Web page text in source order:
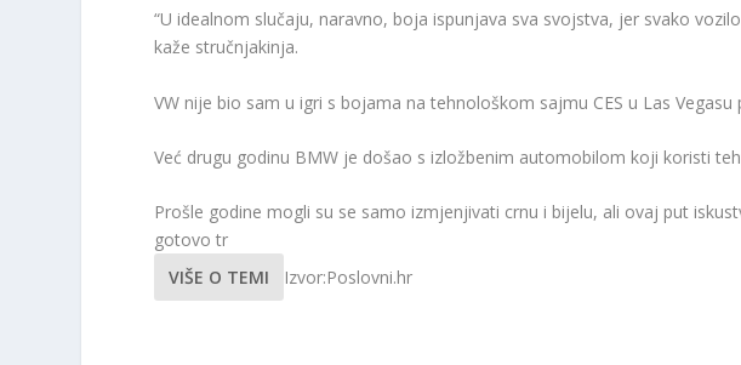
“U idealnom slučaju, naravno, boja ispunjava sva svojstva, jer svako
kaže stručnjakinja.
VW nije bio sam u igri s bojama na tehnološkom sajmu CES u Las
Već drugu godinu BMW je došao s izložbenim automobilom koji koristi
Prošle godine mogli su se samo izmjenjivati ​​crnu i bijelu, ali ovaj put
gotovo tr
VIŠE O TEMI
Izvor:Poslovni.hr